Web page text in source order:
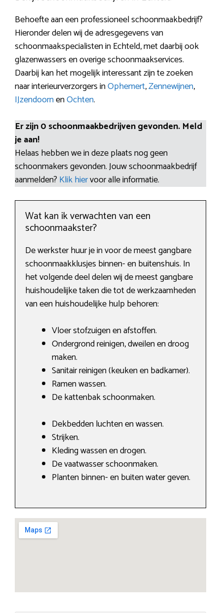
Behoefte aan een professioneel schoonmaakbedrijf?
Hieronder delen wij de adresgegevens van
schoonmaakspecialisten in Echteld, met daarbij ook
glazenwassers en overige schoonmaakservices.
Daarbij kan het mogelijk interessant zijn te zoeken
naar interieurverzorgers inOphemert,Zennewijnen,
IJzendoornenOchten.
Er zijn 0 schoonmaakbedrijven gevonden. Meld
je aan!
Helaas hebben we in deze plaats nog geen
schoonmakers gevonden. Jouw schoonmaakbedrijf
aanmelden? Klik hiervoor alle informatie.
Wat kan ik verwachten van een
schoonmaakster?
De werkster huur je in voor de meest gangbare
schoonmaakklusjes binnen- en buitenshuis. In
het volgende deel delen wij de meest gangbare
huishoudelijke taken die tot de werkzaamheden
van een huishoudelijke hulp behoren:
Vloer stofzuigen en afstoffen.
Ondergrond reinigen, dweilen en droog
maken.
Sanitair reinigen (keuken en badkamer).
Ramen wassen.
De kattenbak schoonmaken.
Dekbedden luchten en wassen.
Strijken.
Kleding wassen en drogen.
De vaatwasser schoonmaken.
Planten binnen- en buiten water geven.